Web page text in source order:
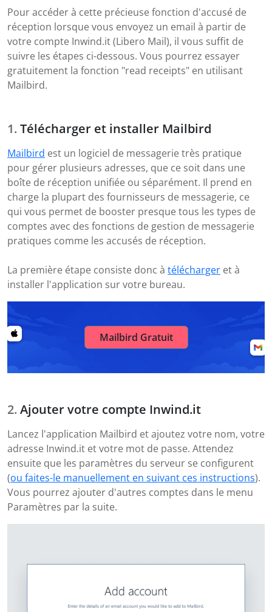
Pour accéder à cette précieuse fonction d'accusé de
réception lorsque vous envoyez un email à partir de
votre compte Inwind.it (Libero Mail), il vous suffit de
suivre les étapes ci-dessous. Vous pourrez essayer
gratuitement la fonction "read receipts" en utilisant
Mailbird.
Télécharger et installer Mailbird
Mailbird est un logiciel de messagerie très pratique
pour gérer plusieurs adresses, que ce soit dans une
boîte de réception unifiée ou séparément. Il prend en
charge la plupart des fournisseurs de messagerie, ce
qui vous permet de booster presque tous les types de
comptes avec des fonctions de gestion de messagerie
pratiques comme les accusés de réception.
La première étape consiste donc à télécharger et à
installer l'application sur votre bureau.
Mailbird Gratuit
Ajouter votre compte Inwind.it
Lancez l'application Mailbird et ajoutez votre nom, votre
adresse Inwind.it et votre mot de passe. Attendez
ensuite que les paramètres du serveur se configurent
(ou faites-le manuellement en suivant ces instructions).
Vous pourrez ajouter d'autres comptes dans le menu
Paramètres par la suite.